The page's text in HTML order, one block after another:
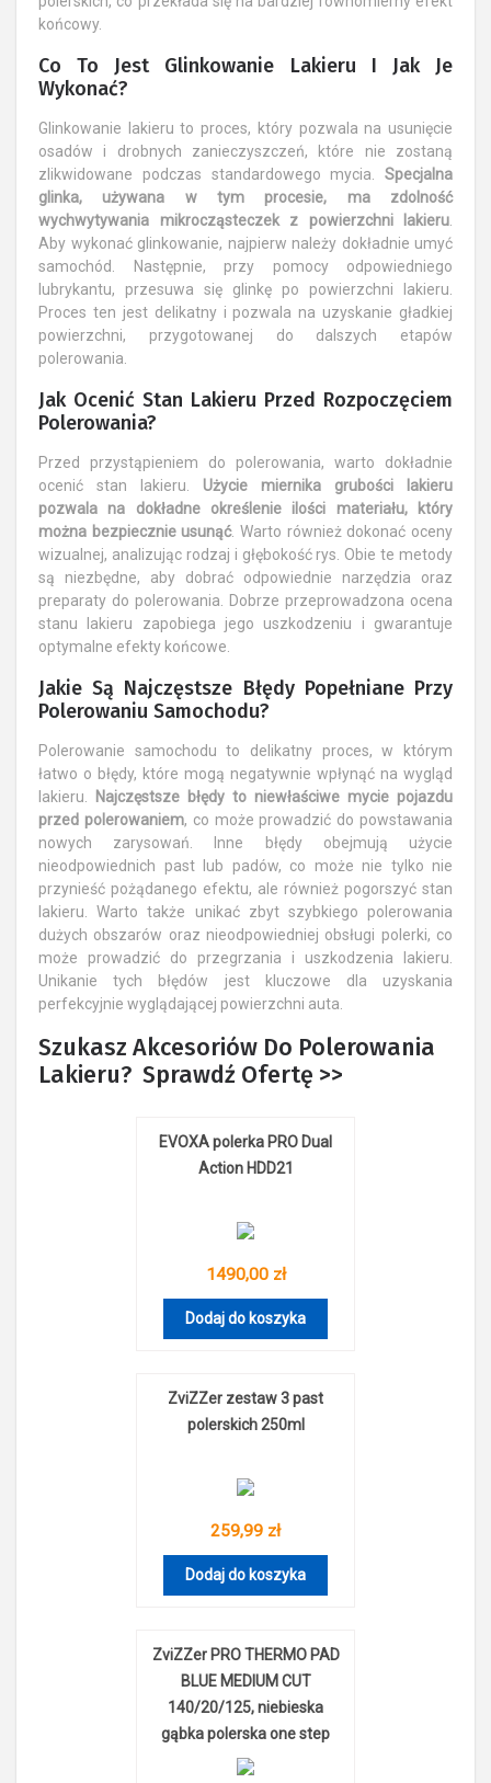
końcowy.
Co To Jest Glinkowanie Lakieru I Jak Je
Wykonać?
Glinkowanie lakieru to proces, który pozwala na usunięcie
osadów i drobnych zanieczyszczeń, które nie zostaną
zlikwidowane podczas standardowego mycia. Specjalna
glinka, używana w tym procesie, ma zdolność
wychwytywania mikrocząsteczek z powierzchni lakieru.
Aby wykonać glinkowanie, najpierw należy dokładnie umyć
samochód. Następnie, przy pomocy odpowiedniego
lubrykantu, przesuwa się glinkę po powierzchni lakieru.
Proces ten jest delikatny i pozwala na uzyskanie gładkiej
powierzchni, przygotowanej do dalszych etapów
polerowania.
Jak Ocenić Stan Lakieru Przed Rozpoczęciem
Polerowania?
Przed przystąpieniem do polerowania, warto dokładnie
ocenić stan lakieru. Użycie miernika grubości lakieru
pozwala na dokładne określenie ilości materiału, który
można bezpiecznie usunąć. Warto również dokonać oceny
wizualnej, analizując rodzaj i głębokość rys. Obie te metody
są niezbędne, aby dobrać odpowiednie narzędzia oraz
preparaty do polerowania. Dobrze przeprowadzona ocena
stanu lakieru zapobiega jego uszkodzeniu i gwarantuje
optymalne efekty końcowe.
Jakie Są Najczęstsze Błędy Popełniane Przy
Polerowaniu Samochodu?
Polerowanie samochodu to delikatny proces, w którym
łatwo o błędy, które mogą negatywnie wpłynąć na wygląd
lakieru.
Najczęstsze błędy to niewłaściwe mycie pojazdu
przed polerowaniem, co może prowadzić do powstawania
nowych zarysowań. Inne błędy obejmują użycie
nieodpowiednich past lub padów, co może nie tylko nie
przynieść pożądanego efektu, ale również pogorszyć stan
lakieru. Warto także unikać zbyt szybkiego polerowania
dużych obszarów oraz nieodpowiedniej obsługi polerki, co
może prowadzić do przegrzania i uszkodzenia lakieru.
Unikanie tych błędów jest kluczowe dla uzyskania
perfekcyjnie wyglądającej powierzchni auta.
Szukasz Akcesoriów Do Polerowania
Lakieru? Sprawdź Ofertę >>
EVOXA polerka PRO Dual
Action HDD21
1490,00 zł
Dodaj do koszyka
ZviZZer zestaw 3 past
polerskich 250ml
259,99 zł
Dodaj do koszyka
ZviZZer PRO THERMO PAD
BLUE MEDIUM CUT
140/20/125, niebieska
gąbka polerska one step